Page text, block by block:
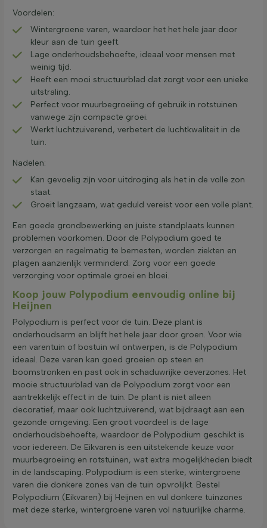
Voordelen:
Wintergroene varen, waardoor het het hele jaar door
kleur aan de tuin geeft.
Lage onderhoudsbehoefte, ideaal voor mensen met
weinig tijd.
Heeft een mooi structuurblad dat zorgt voor een unieke
uitstraling.
Perfect voor muurbegroeiing of gebruik in rotstuinen
vanwege zijn compacte groei.
Werkt luchtzuiverend, verbetert de luchtkwaliteit in de
tuin.
Nadelen:
Kan gevoelig zijn voor uitdroging als het in de volle zon
staat.
Groeit langzaam, wat geduld vereist voor een volle plant.
Een goede grondbewerking en juiste standplaats kunnen
problemen voorkomen. Door de Polypodium goed te
verzorgen en regelmatig te bemesten, worden ziekten en
plagen aanzienlijk verminderd. Zorg voor een goede
verzorging voor optimale groei en bloei.
Koop jouw Polypodium eenvoudig online bij
Heijnen
Polypodium is perfect voor de tuin. Deze plant is
onderhoudsarm en blijft het hele jaar door groen. Voor wie
een varentuin of bostuin wil ontwerpen, is de Polypodium
ideaal. Deze varen kan goed groeien op steen en
boomstronken en past ook in schaduwrijke oeverzones. Het
mooie structuurblad van de Polypodium zorgt voor een
aantrekkelijk effect in de tuin. De plant is niet alleen
decoratief, maar ook luchtzuiverend, wat bijdraagt aan een
gezonde omgeving. Een groot voordeel is de lage
onderhoudsbehoefte, waardoor de Polypodium geschikt is
voor iedereen. De Eikvaren is een uitstekende keuze voor
muurbegroeiing en rotstuinen, wat extra mogelijkheden biedt
in de landscaping. Polypodium is een sterke, wintergroene
varen die donkere zones van de tuin opvrolijkt. Bestel
Polypodium (Eikvaren) bij Heijnen en vul donkere tuinzones
met deze sterke, wintergroene varen vol natuurlijke charme.